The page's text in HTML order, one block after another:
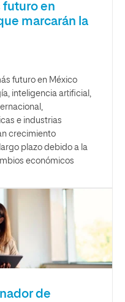
futuro en
marcarán la
futuro en México
inteligencia artificial,
e industrias
crecimiento
plazo debido a la
económicos
de